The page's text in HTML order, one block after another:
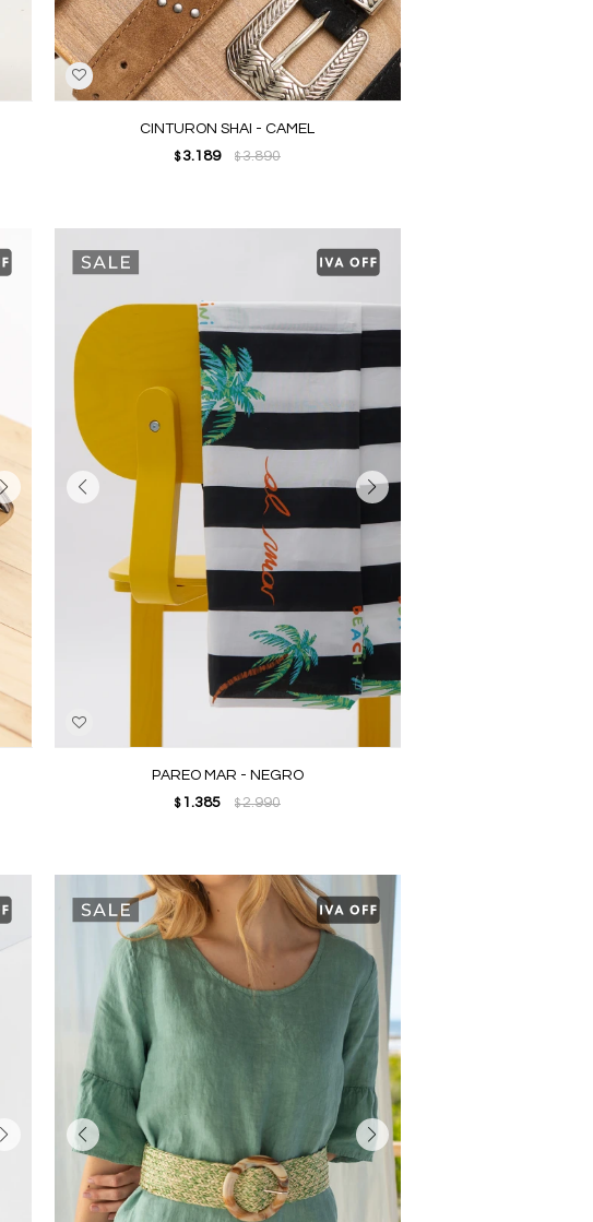
CINTURON SHAI - CAMEL
$ 3.189 $3.890
PAREO MAR - NEGRO
$ 1.385 $2.990